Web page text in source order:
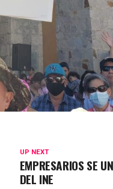
UP NEXT
EMPRESARIOS SE
DEL INE